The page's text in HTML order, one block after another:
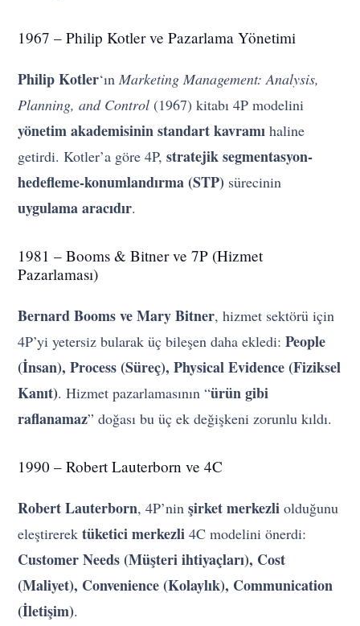
1967 – Philip Kotler ve Pazarlama Yönetimi
Philip Kotler‘ın Marketing Management: Analysis,
Planning, and Control (1967) kitabı 4P modelini
yönetim akademisinin standart kavramı haline
getirdi. Kotler’a göre 4P,stratejik segmentasyon-
hedefleme-konumlandırma (STP) sürecinin
uygulama aracıdır.
1981 – Booms & Bitner ve 7P (Hizmet
Pazarlaması)
Bernard Booms ve Mary Bitner, hizmet sektörü için
4P’yi yetersiz bularak üç bileşen daha ekledi:People
(İnsan), Process (Süreç), Physical Evidence (Fiziksel
Kanıt). Hizmet pazarlamasının “ürün gibi
raflanamaz” doğası bu üç ek değişkeni zorunlu kıldı.
1990 – Robert Lauterborn ve 4C
Robert Lauterborn, 4P’ninşirket merkezli olduğunu
eleştirerektüketici merkezli 4C modelini önerdi:
Customer Needs (Müşteri ihtiyaçları), Cost
(Maliyet), Convenience (Kolaylık), Communication
(İletişim).